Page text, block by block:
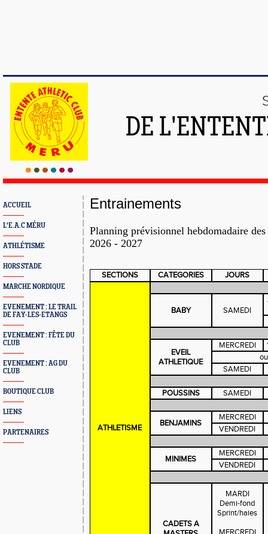
DE
ACCUEIL
L'E.A.C MÉRU
ATHLÉTISME
HORS STADE
MARCHE NORDIQUE
EVENEMENT : LE TRAIL
DE FAY-LES-ETANGS
EVENEMENT : FÊTE DU
CLUB
EVENEMENT : AG DU
CLUB
BOUTIQUE CLUB
LIENS
PARTENAIRES
Entrainements
Planning prévisionnel hebdomadaire
2026 - 2027
SECTIONS CATEGORIES JOURS
ATHLETISME
BABY SAMEDI
EVEIL
ATHLETIQUE
MERCREDI
ou
SAMEDI
POUSSINS SAMEDI
BENJAMINS
MERCREDI
VENDREDI
MINIMES
MERCREDI
VENDREDI
CADETS A
MARDI
Demi-fond
Sprint/haies